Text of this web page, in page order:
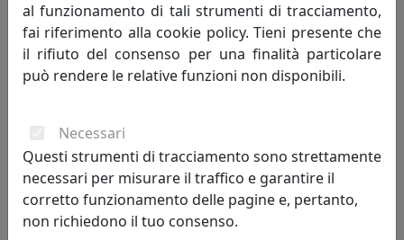
131,00 €
al funzionamento di tali strumenti di tracciamento,
fai riferimento alla cookie policy. Tieni presente che
il rifiuto del consenso per una finalità particolare
può rendere le relative funzioni non disponibili.
Necessari
Questi strumenti di tracciamento sono strettamente
necessari per misurare il traffico e garantire il
corretto funzionamento delle pagine e, pertanto,
non richiedono il tuo consenso.